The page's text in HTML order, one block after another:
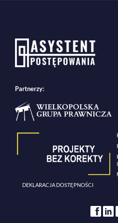
Partnerzy:
DEKLARACJA DOSTĘPNOŚCI
 